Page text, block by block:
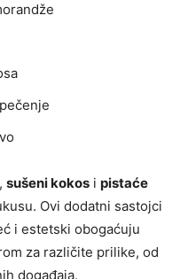
, sušeni kokos i pistaće
Ovi dodatni sastojci
i estetski obogaćuju
za različite prilike, od
događaja.